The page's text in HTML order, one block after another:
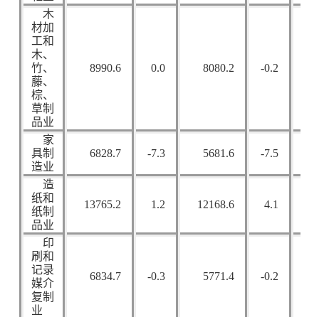
木
材加
工和
木、
竹、
藤、
棕、
草制
品业
8990.6 0.0 8080.2 -0.2
家
具制
造业
6828.7 -7.3 5681.6 -7.5
造
纸和
纸制
品业
13765.2 1.2 12168.6 4.1
印
刷和
记录
媒介
复制
业
6834.7 -0.3 5771.4 -0.2